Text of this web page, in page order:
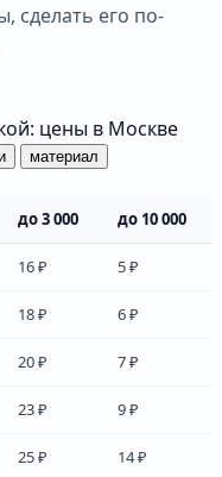
сделать его по-
цены в Москве
материал
до 3 000 до 10 000
16 ₽ 5 ₽
18 ₽ 6 ₽
20 ₽ 7 ₽
23 ₽ 9 ₽
25 ₽ 14 ₽